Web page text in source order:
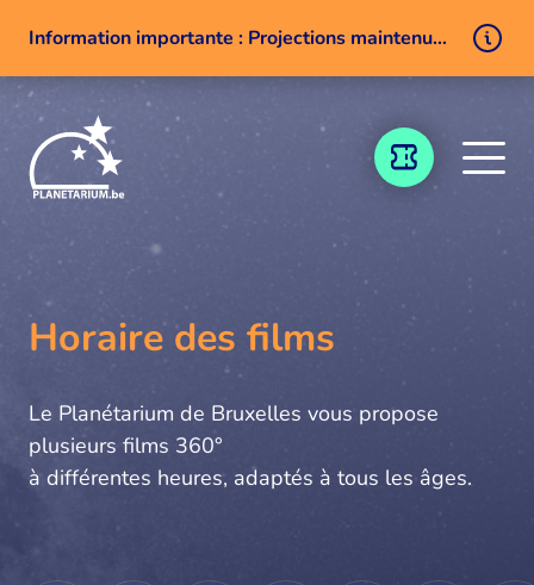
Information importante : Projections maintenues malgré un problème technique
Aller au contenu
BILLETTERIE
Horaire des films
Le Planétarium de Bruxelles vous propose
plusieurs films 360°
à différentes heures, adaptés à tous les âges.